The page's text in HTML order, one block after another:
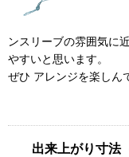
ンスリーブの雰囲気に
やすいと思います。
ぜひ アレンジを楽しん
出来上がり寸法